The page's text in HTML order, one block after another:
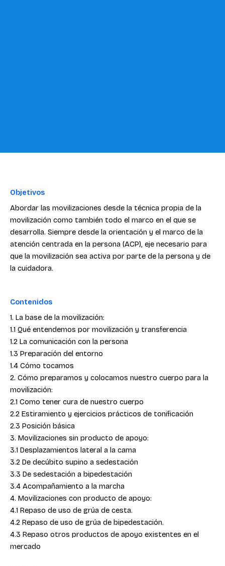
Objetivos
Abordar las movilizaciones desde la técnica propia de la
movilización como también todo el marco en el que se
desarrolla. Siempre desde la orientación y el marco de la
atención centrada en la persona (ACP), eje necesario para
que la movilización sea activa por parte de la persona y de
la cuidadora.
Contenidos
1. La base de la movilización:
1.1 Qué entendemos por movilización y transferencia
1.2 La comunicación con la persona
1.3 Preparación del entorno
1.4 Cómo tocamos
2. Cómo preparamos y colocamos nuestro cuerpo para la
movilización:
2.1 Como tener cura de nuestro cuerpo
2.2 Estiramiento y ejercicios prácticos de tonificación
2.3 Posición básica
3. Movilizaciones sin producto de apoyo:
3.1 Desplazamientos lateral a la cama
3.2 De decúbito supino a sedestación
3.3 De sedestación a bipedestación
3.4 Acompañamiento a la marcha
4. Movilizaciones con producto de apoyo:
4.1 Repaso de uso de grúa de cesta.
4.2 Repaso de uso de grúa de bipedestación.
4.3 Repaso otros productos de apoyo existentes en el
mercado